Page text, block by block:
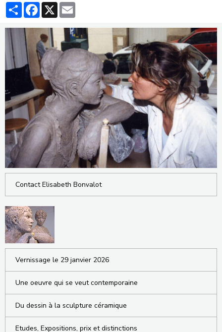
PartagerFacebook
X
Contact Elisabeth Bonvalot
Vernissage le 29 janvier 2026
Une oeuvre qui se veut contemporaine
Du dessin à la sculpture céramique
Etudes, Expositions, prix et distinctions